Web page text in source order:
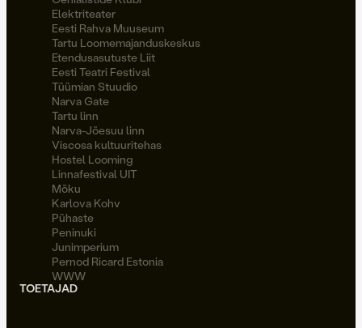
Elektriteater
Eesti Rahva Muuseum
Tartu Loomemajanduskeskus
Etendusasutuste Liit
Eesti Teatri Festival
Tüümian Stuudio
Narva Gate
Tartu linn
Narva-Jõesuu linn
Viscosa kultuuritehas
Hostel Looming
Linnafestival UIT
Möku
Karlova Kohv
Pühaste
Peninuki
Junimperium
Pernod Ricard Estonia
WWW
TOETAJAD